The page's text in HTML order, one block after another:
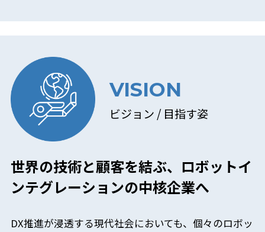
VISION
ビジョン / 目指す姿
世界の技術と顧客を結ぶ、ロボットイ
ンテグレーションの中核企業へ
DX推進が浸透する現代社会においても、個々のロボッ